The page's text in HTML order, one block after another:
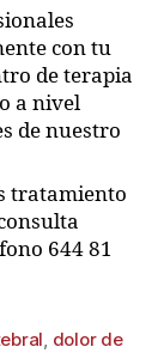
con tu
de terapia
a nivel
de nuestro
tratamiento
644 81
, dolor de